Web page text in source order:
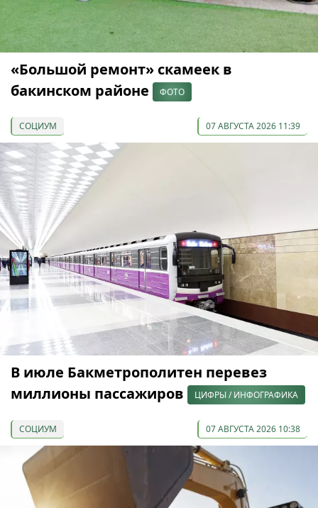
«Большой ремонт» скамеек в
бакинском районе
ФОТО
СОЦИУМ 07 АВГУСТА 2026 11:39
В июле Бакметрополитен перевез
миллионы пассажиров
ЦИФРЫ / ИНФОГРАФИКА
СОЦИУМ 07 АВГУСТА 2026 10:38